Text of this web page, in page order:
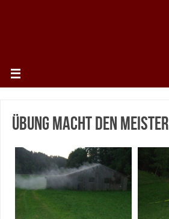
Übung macht den Meister